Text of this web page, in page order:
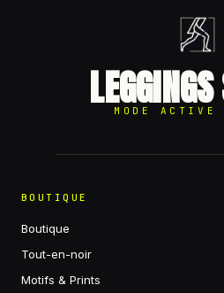
MODE
BOUTIQUE
Boutique
Tout-en-noir
Motifs & Prints